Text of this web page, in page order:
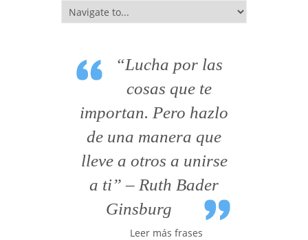
“Lucha por las
cosas que te
importan. Pero hazlo
de una manera que
lleve a otros a unirse
a ti” – Ruth Bader
Ginsburg
Leer más frases